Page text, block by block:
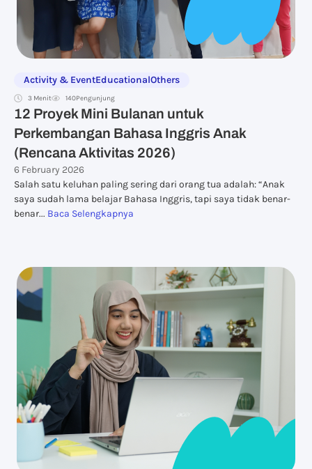
Activity & EventEducationalOthers
3 Menit 140Pengunjung
12 Proyek Mini Bulanan untuk
Perkembangan Bahasa Inggris Anak
(Rencana Aktivitas 2026)
6 February 2026
Salah satu keluhan paling sering dari orang tua adalah: “Anak
saya sudah lama belajar Bahasa Inggris, tapi saya tidak benar-
benar... Baca Selengkapnya